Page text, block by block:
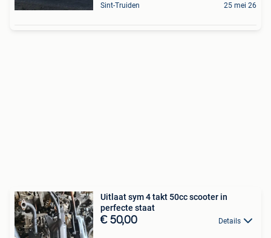
Sint-Truiden 25 mei 26
Uitlaat sym 4 takt 50cc scooter in
perfecte staat
€ 50,00 Details